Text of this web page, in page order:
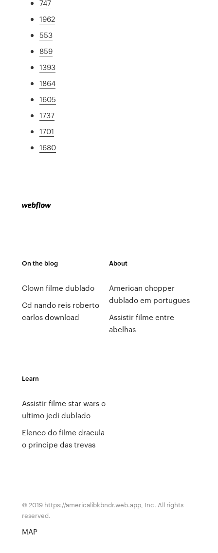
747
1962
553
859
1393
1864
1605
1737
1701
1680
On the blog
Clown filme dublado
Cd nando reis roberto
carlos download
About
American chopper
dublado em portugues
Assistir filme entre
abelhas
Learn
Assistir filme star wars o
ultimo jedi dublado
Elenco do filme dracula
o principe das trevas
© 2019 https://americalibkbndr.web.app, Inc. All rights
reserved.
MAP